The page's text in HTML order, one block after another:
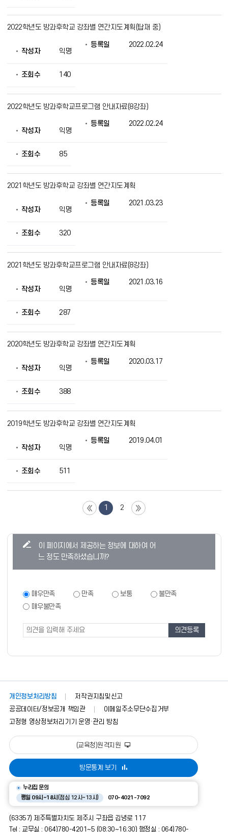
2022학년도 방과후학교 강좌별 연간지도계획(탑재 중)
작성자 익명
등록일 2022.02.24
조회수 140
2022학년도 방과후학교프로그램 안내자료(8강좌)
작성자 익명
등록일 2022.02.24
조회수 85
2021학년도 방과후학교 강좌별 연간지도계획
작성자 익명
등록일 2021.03.23
조회수 320
2021학년도 방과후학교프로그램 안내자료(8강좌)
작성자 익명
등록일 2021.03.16
조회수 287
2020학년도 방과후학교 강좌별 연간지도계획
작성자 익명
등록일 2020.03.17
조회수 388
2019학년도 방과후학교 강좌별 연간지도계획
작성자 익명
등록일 2019.04.01
조회수 511
1 2
이 페이지에서 제공하는 정보에 대하여 어
느 정도 만족하셨습니까?
만
족
조
사
매우만족 만족 보통
불만족
매우불만족
개인정보처리방침
저작권지침및신고
공공데이터/정보공개 책임관
이메일주소무단수집거부
고정형 영상정보처리기기 운영·관리 방침
(교육청)원격지원
방문통계 보기
누리집 문의
평일 09시~18시 (점심 12시~13시) 070-4021-7092
(63357) 제주특별자치도 제주시 구좌읍 김녕로 117
Tel : 교무실 : 064)780-4201~5 (08:30~16:30) 행정실 : 064)780-